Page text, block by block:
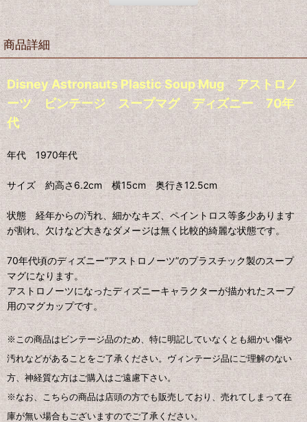
商品詳細
Disney Astronauts Plastic Soup Mug アストロノ
ーツ ビンテージ スープマグ ディズニー 70年
代
年代 1970年代
サイズ 約高さ6.2cm 横15cm 奥行き12.5cm
状態 経年からの汚れ、細かなキズ、ペイントロス等多少あります
が割れ、欠けなど大きなダメージは無く比較的綺麗な状態です。
70年代頃のディズニー“アストロノーツ”のプラスチック製のスープ
マグになります。
アストロノーツになったディズニーキャラクターが描かれたスープ
用のマグカップです。
※この商品はビンテージ品のため、特に明記していなくとも細かい傷や
汚れなどがあることをご了承ください。ヴィンテージ品にご理解のない
方、神経質な方はご購入はご遠慮下さい。
※なお、こちらの商品は店頭の方でも販売しており、売れてしまって在
庫が無い場合もございますのでご了承ください。